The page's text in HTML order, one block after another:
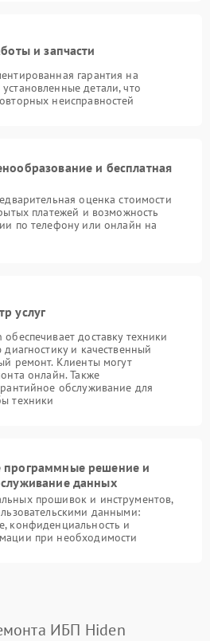
и запчасти
гарантия на
детали, что
неисправностей
и бесплатная
оценка стоимости
платежей и возможность
по телефону или онлайн на
услуг
доставку техники
и качественный
ремонт. Клиенты могут
онлайн. Также
обслуживание для
техники
программные решение и
данных
прошивок и инструментов,
данными:
конфиденциальность и
при необходимости
ИБП Hiden